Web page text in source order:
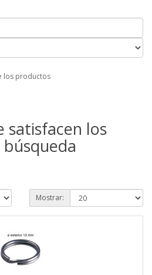
los productos
satisfacen los
Mostrar: